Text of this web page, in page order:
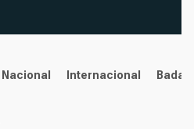
Nacional Internacional